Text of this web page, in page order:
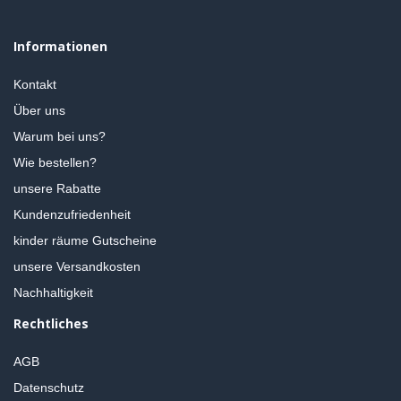
Informationen
Kontakt
Über uns
Warum bei uns?
Wie bestellen?
unsere Rabatte
Kundenzufriedenheit
kinder räume Gutscheine
unsere Versandkosten
Nachhaltigkeit
Rechtliches
AGB
Datenschutz